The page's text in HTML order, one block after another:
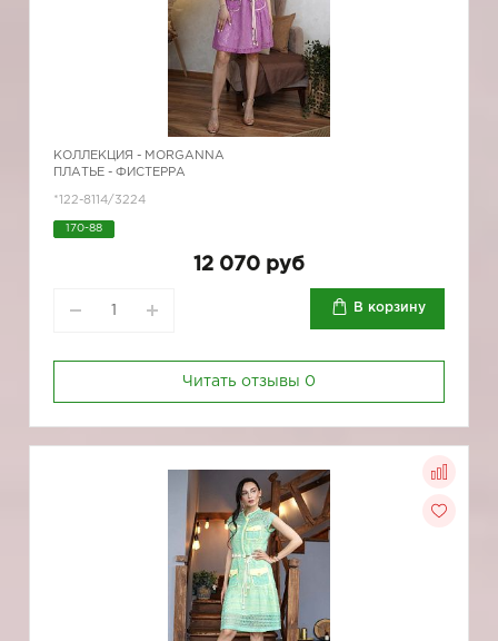
КОЛЛЕКЦИЯ - MORGANNA
ПЛАТЬЕ - ФИСТЕРРА
*122-8114/3224
170-88
12 070 руб
В корзину
Читать отзывы 0